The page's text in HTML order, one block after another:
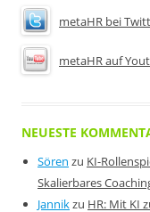
metaHR bei
metaHR auf
NEUESTE
Sören zu KI-
Skalierbares
Jannikzu HR: Mit KI